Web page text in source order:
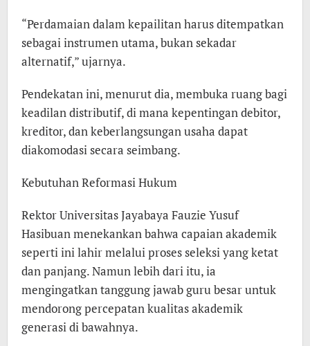
“Perdamaian dalam kepailitan harus ditempatkan
sebagai instrumen utama, bukan sekadar
alternatif,” ujarnya.
Pendekatan ini, menurut dia, membuka ruang bagi
keadilan distributif, di mana kepentingan debitor,
kreditor, dan keberlangsungan usaha dapat
diakomodasi secara seimbang.
Kebutuhan Reformasi Hukum
Rektor Universitas Jayabaya Fauzie Yusuf
Hasibuan menekankan bahwa capaian akademik
seperti ini lahir melalui proses seleksi yang ketat
dan panjang. Namun lebih dari itu, ia
mengingatkan tanggung jawab guru besar untuk
mendorong percepatan kualitas akademik
generasi di bawahnya.